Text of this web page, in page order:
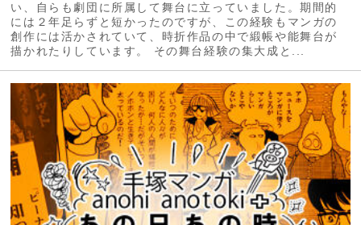
い、自らも劇団に所属して舞台に立っていました。期間的
には２年足らずと短かったのですが、この経験もマンガの
創作には活かされていて、時折作品の中で緞帳や能舞台が
描かれたりしています。 その舞台経験の集大成と...